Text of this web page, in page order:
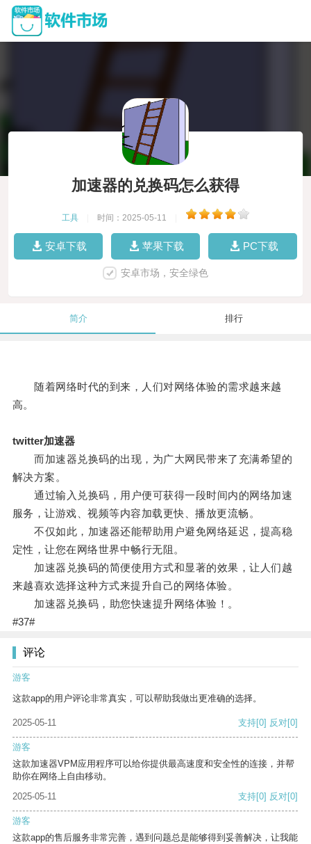
加速器的兑换码怎么获得
工具 时间：2025-05-11
安卓下载 苹果下载 PC下载
安卓市场，安全绿色
简介 排行
随着网络时代的到来，人们对网络体验的需求越来越
高。
twitter加速器
而加速器兑换码的出现，为广大网民带来了充满希望的
解决方案。
通过输入兑换码，用户便可获得一段时间内的网络加速
服务，让游戏、视频等内容加载更快、播放更流畅。
不仅如此，加速器还能帮助用户避免网络延迟，提高稳
定性，让您在网络世界中畅行无阻。
加速器兑换码的简便使用方式和显著的效果，让人们越
来越喜欢选择这种方式来提升自己的网络体验。
加速器兑换码，助您快速提升网络体验！。
#37#
评论
游客
这款app的用户评论非常真实，可以帮助我做出更准确的选择。
2025-05-11 支持[0] 反对[0]
游客
这款加速器VPM应用程序可以给你提供最高速度和安全性的连接，并帮
助你在网络上自由移动。
2025-05-11
支持[0] 反对[0]
游客
这款app的售后服务非常完善，遇到问题总是能够得到妥善解决，让我能